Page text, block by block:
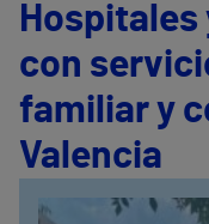
con
familiar y
Valencia